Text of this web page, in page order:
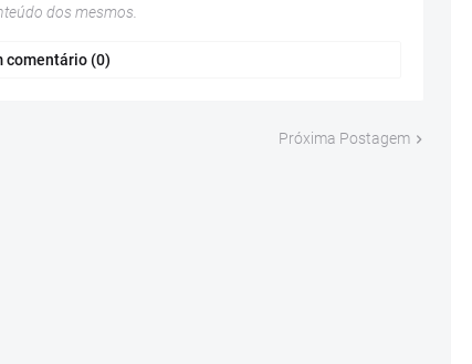
dos mesmos.
comentário (0)
Próxima Postagem